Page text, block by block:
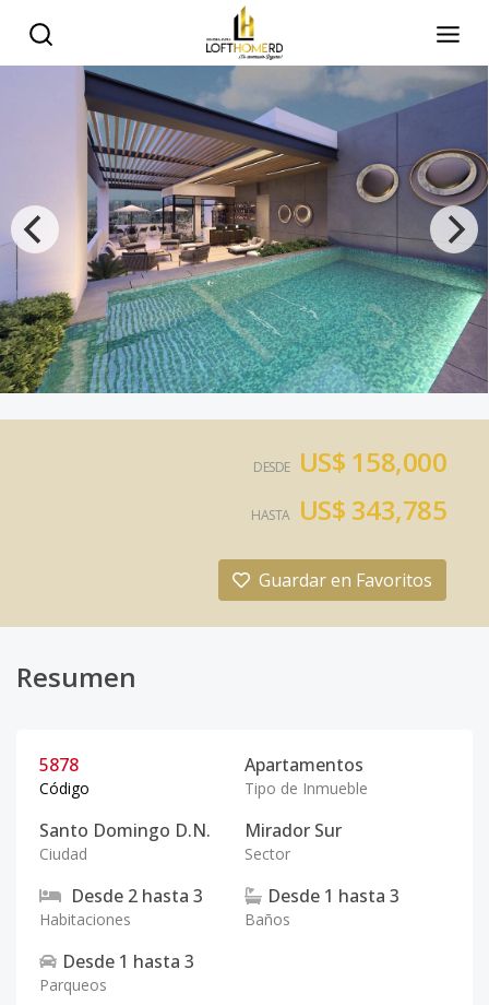
DESDE US$ 158,000
HASTA US$ 343,785
Guardar en Favoritos
Resumen
5878
Código
Apartamentos
Tipo de Inmueble
Santo Domingo D.N.
Ciudad
Mirador Sur
Sector
Desde 2 hasta 3
Habitaciones
Desde 1 hasta 3
Baños
Desde 1 hasta 3
Parqueos